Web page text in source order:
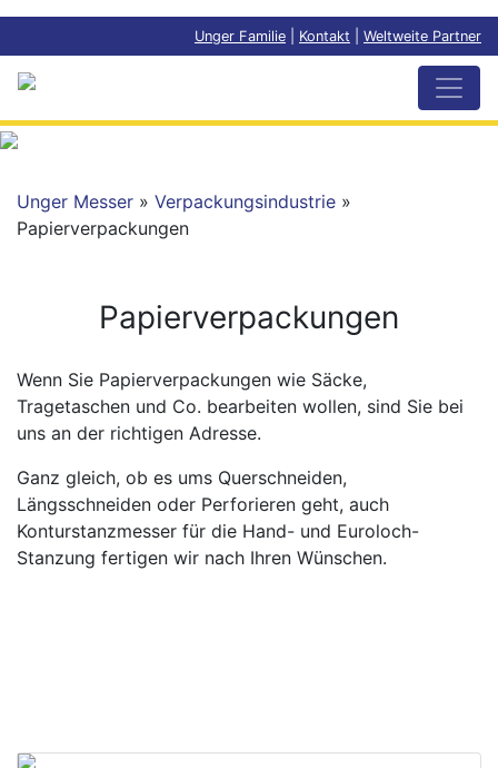
Unger Familie Kontakt Weltweite Partner
Unger Messer » Verpackungsindustrie »
Papierverpackungen
Papierverpackungen
Wenn Sie Papierverpackungen wie Säcke,
Tragetaschen und Co. bearbeiten wollen, sind Sie bei
uns an der richtigen Adresse.
Ganz gleich, ob es ums Querschneiden,
Längsschneiden oder Perforieren geht, auch
Konturstanzmesser für die Hand- und Euroloch-
Stanzung fertigen wir nach Ihren Wünschen.